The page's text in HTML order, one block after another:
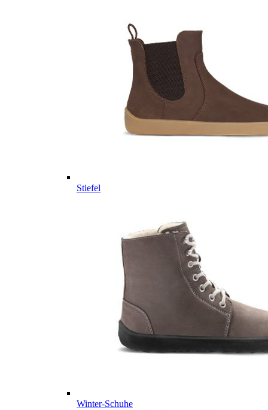
Stiefel
Winter-Schuhe